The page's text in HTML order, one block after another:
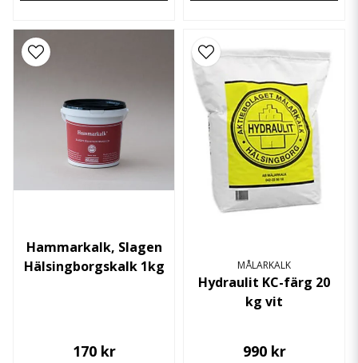
Hammarkalk, Slagen
Hälsingborgskalk 1kg
170 kr
MÅLARKALK
Hydraulit KC-färg 20
kg vit
990 kr